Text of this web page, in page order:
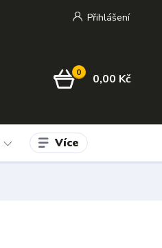
Přihlášení
0 0,00 Kč
Více